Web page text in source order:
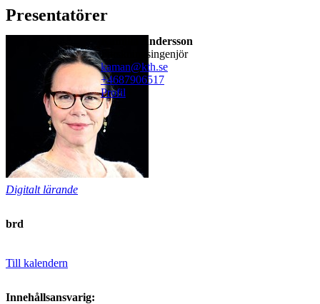
Presentatörer
Kamilla Andersson
forskningsingenjör
kaman@kth.se
+4687906517
Profil
Digitalt lärande
brd
Till kalendern
Innehållsansvarig: